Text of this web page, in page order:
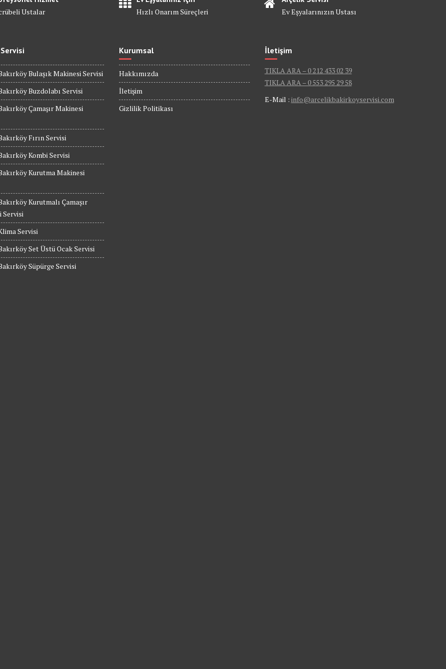
Ustalar
Hızlı Onarım Süreçleri
Ev Eşyalarınızın Ustası
Bulaşık Makinesi Servisi
Buzdolabı Servisi
Çamaşır Makinesi
Fırın Servisi
Kombi Servisi
Kurutma Makinesi
Kurutmalı Çamaşır
Servisi
Servisi
Set Üstü Ocak Servisi
Süpürge Servisi
Kurumsal
Hakkımızda
İletişim
Gizlilik Politikası
İletişim
TIKLA ARA – 0 212 433 02 39
TIKLA ARA – 0 553 295 29 58
E-Mail : info@arcelikbakirkoyservisi.com